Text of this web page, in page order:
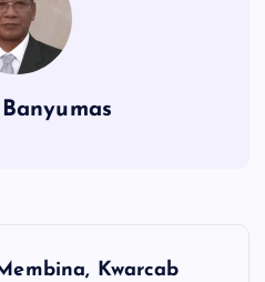
Kwarcab